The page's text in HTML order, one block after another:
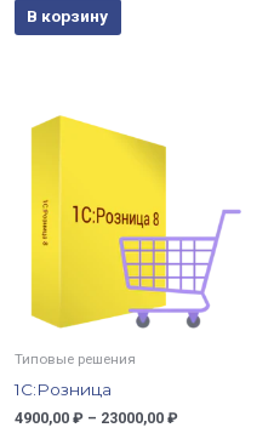
В корзину
Типовые решения
1С:Розница
4900,00 ₽ – 23000,00 ₽